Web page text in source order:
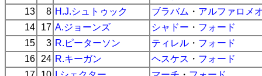
13
8 H.J.シュトゥック ブラバム ・ アルファロメ
14
17 A.ジョーンズ シャドー ・ フォード
15
3 R.ピーターソン ティレル ・ フォード
16
24 R.キーガン ヘスケス ・ フォード